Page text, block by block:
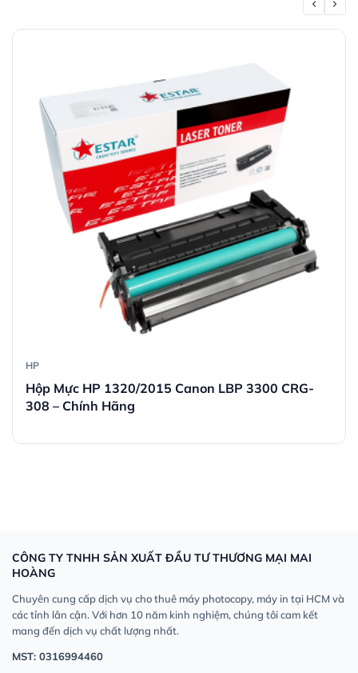
HP
Hộp Mực HP 1320/2015 Canon LBP 3300 CRG-
308 – Chính Hãng
CÔNG TY TNHH SẢN XUẤT ĐẦU TƯ THƯƠNG MẠI MAI
HOÀNG
Chuyên cung cấp dịch vụ cho thuê máy photocopy, máy in tại HCM và
các tỉnh lân cận. Với hơn 10 năm kinh nghiệm, chúng tôi cam kết
mang đến dịch vụ chất lượng nhất.
MST: 0316994460